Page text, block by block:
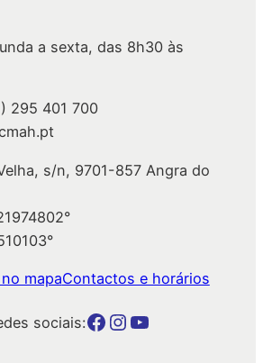
a sexta, das 8h30 às
295 401 700
s/n, 9701-857 Angra do
mapaContactos e horários
sociais:Botão para a página da autarquia no Facebook Botão para a página da autarquia no Instagram Botão para a página da autarquia no Youtube